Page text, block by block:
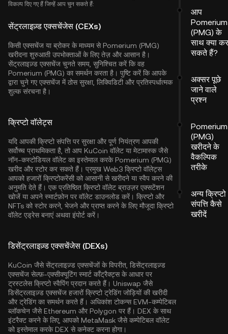
विकल्प दिए गए हैं जिन्हें आप चुन सकते हैं:
सेंट्रलाइज़्ड एक्सचेंजेस (CEXs)
किसी एक्सचेंज या ब्रोकर के माध्यम से Pomerium (PMG)
खरीदना शुरुआती उपभोक्ताओं के लिए तेज़ और आसान है।
सेंट्रलाइज़्ड एक्सचेंज चुनते समय, सुनिश्चित करें कि वह
Pomerium (PMG) का समर्थन करता है। पुष्टि करें कि आपके
द्वारा चुने गए एक्सचेंज में ठोस सुरक्षा, लिक्विडिटी और प्रतिस्पर्धात्मक
शुल्क संरचना है।
क्रिप्टो वॉलेट्स
यदि आपकी क्रिप्टो संपत्ति पर सुरक्षा और पूर्ण नियंत्रण आपकी
सर्वोच्च प्राथमिकता है, तो आप KuCoin वॉलेट या मेटामास्क जैसे
नॉन-कस्टोडियल वॉलेट का इस्तेमाल करके Pomerium (PMG)
खरीद और स्टोर कर सकते हैं। प्रमुख Web3 क्रिप्टो वॉलेट्स
आपको हजारों क्रिप्टोकरेंसी को आसानी से खरीदने या स्वैप करने की
अनुमति देते हैं। एक प्रतिष्ठित क्रिप्टो वॉलेट ब्राउज़र एक्सटेंशन
खोजें या अपने स्मार्टफ़ोन पर वॉलेट डाउनलोड करें। क्रिप्टो और
NFTs को स्टोर करने, भेजने और प्राप्त करने के लिए मौजूदा क्रिप्टो
वॉलेट एड्रेस बनाएं अथवा इंपोर्ट करें।
डिसेंट्रलाइज़्ड एक्सचेंजेस (DEXs)
KuCoin जैसे सेंट्रलाइज़्ड एक्सचेंजों के विपरीत, डिसेंट्रलाइज़्ड
एक्सचेंज सेल्फ़-एक्सीक्यूटिंग स्मार्ट कॉंट्रैक्ट्स के आधार पर
ट्रस्टलेस क्रिप्टो स्वैपिंग प्रदान करते हैं। Uniswap जैसे
डिसेंट्रलाइज़्ड एक्सचेंज हजारों क्रिप्टो ट्रेडिंग जोड़ियों की खरीदी
और ट्रेडिंग का समर्थन करते हैं। अधिकांश टोकन्स EVM-कम्पेटिबल
ब्लॉकचेन जैसेEthereum और Polygon पर हैं। DEX के साथ
इंटरैक्ट करने के लिए, आपको MetaMask जैसे कम्पेटिबल वॉलेट
को इस्तेमाल करके DEX से कनेक्ट करना होगा।
आप
Pomerium
(PMG) के
साथ क्या कर
सकते हैं?
अक्सर पूछे
जाने वाले
प्रश्न
Pomerium
(PMG)
खरीदने के
वैकल्पिक
तरीके
अन्य क्रिप्टो
संपत्ति कैसे
खरीदें